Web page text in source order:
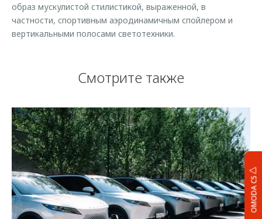
OMODA C5
образ мускулистой стилистикой, выраженной, в
частности, спортивным аэродинамичным спойлером и
вертикальными полосами светотехники.
Смотрите также